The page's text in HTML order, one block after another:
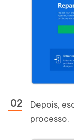
Depois,
processo.